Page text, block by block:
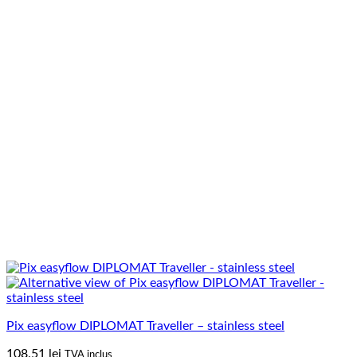
Pix easyflow DIPLOMAT Traveller – stainless steel
108.51 lei TVA inclus